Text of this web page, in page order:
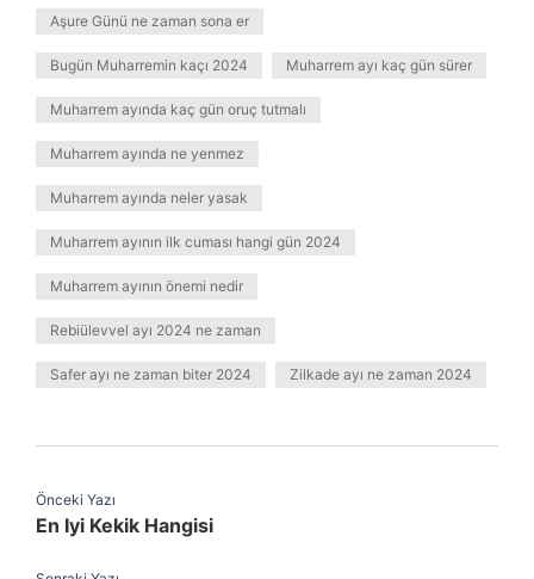
Aşure Günü ne zaman sona er
Bugün Muharremin kaçı 2024 Muharrem ayı kaç gün sürer
Muharrem ayında kaç gün oruç tutmalı
Muharrem ayında ne yenmez
Muharrem ayında neler yasak
Muharrem ayının ilk cuması hangi gün 2024
Muharrem ayının önemi nedir
Rebiülevvel ayı 2024 ne zaman
Safer ayı ne zaman biter 2024 Zilkade ayı ne zaman 2024
Önceki Yazı
En Iyi Kekik Hangisi